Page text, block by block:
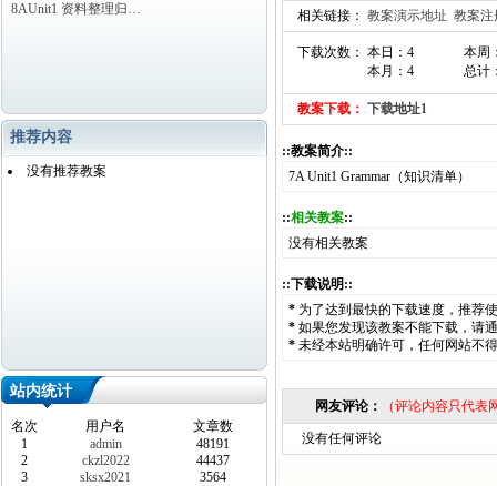
8AUnit1 资料整理归…
推荐内容
没有推荐教案
站内统计
名次 用户名
文章数
1
admin
48191
2
ckzl2022
44437
3
sksx2021
3564
相关链接： 教案演示地址 教案注
下载次数： 本日：4
本月：4
本周
总计
教案下载： 下载地址1
::教案简介::
7A Unit1 Grammar（知识清单）
::相关教案::
没有相关教案
::下载说明::
* 为了达到最快的下载速度，推荐
* 如果您发现该教案不能下载，请
* 未经本站明确许可，任何网站不
网友评论： （评论内容只代
没有任何评论